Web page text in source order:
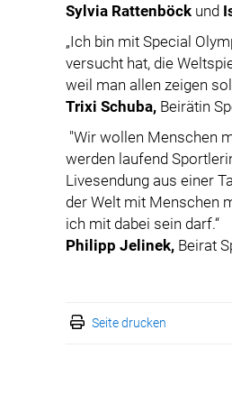
Sylvia Rattenböck und
„Ich bin mit Special
versucht hat, die
weil man allen zeigen
Trixi Schuba, Beirätin
"Wir wollen Menschen
werden laufend
Livesendung aus einer
der Welt mit Menschen
ich mit dabei sein darf.“
Philipp Jelinek, Beirat
Seite drucken